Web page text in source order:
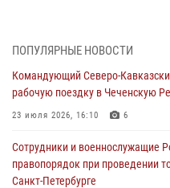
турнирами, мастер-классами и
08 августа 2026, 06:03
подготовки на Урале
08 августа 2026, 05:00 3
ПОПУЛЯРНЫЕ НОВОСТИ
Командующий Северо-
рабочую поездку в Чеченскую
23 июля 2026, 16:10 6
Сотрудники и военнослужащие
правопорядок при проведении
Санкт-Петербурге